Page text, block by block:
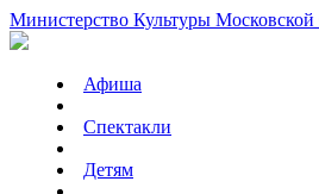
Министерство Культуры Московской
Афиша
Спектакли
Детям